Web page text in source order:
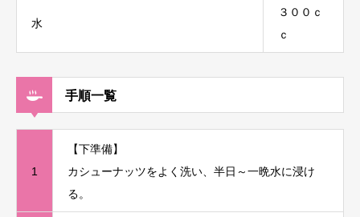
水
３００ｃ
ｃ
手順一覧
1
【下準備】
カシューナッツをよく洗い、半日～一晩水に浸け
る。